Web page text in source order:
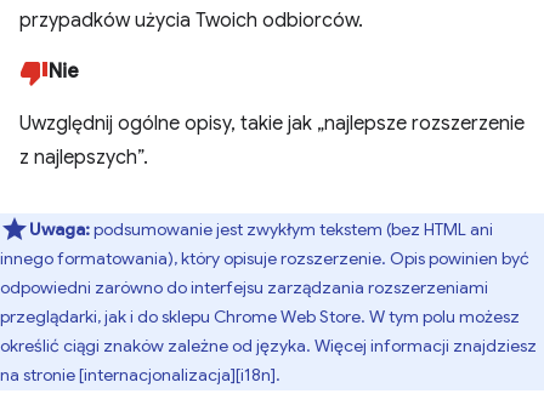
przypadków użycia Twoich odbiorców.
Nie
Uwzględnij ogólne opisy, takie jak „najlepsze rozszerzenie
z najlepszych”.
Uwaga:podsumowanie jest zwykłym tekstem (bez HTML ani
innego formatowania), który opisuje rozszerzenie. Opis powinien być
odpowiedni zarówno do interfejsu zarządzania rozszerzeniami
przeglądarki, jak i do sklepu Chrome Web Store. W tym polu możesz
określić ciągi znaków zależne od języka. Więcej informacji znajdziesz
na stronie [internacjonalizacja][i18n].